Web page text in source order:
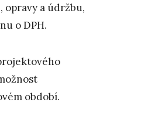
opravy a údržbu,
o DPH.
období.